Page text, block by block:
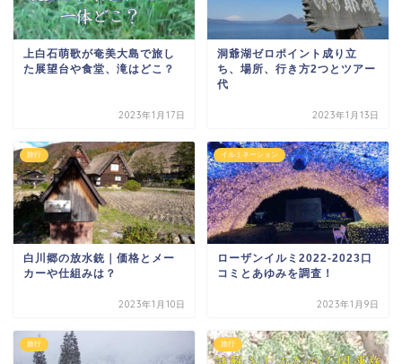
上白石萌歌が奄美大島で旅し
た展望台や食堂、滝はどこ？
2023年1月17日
洞爺湖ゼロポイント成り立
ち、場所、行き方2つとツアー
代
2023年1月13日
旅行
白川郷の放水銃｜価格とメー
カーや仕組みは？
2023年1月10日
イルミネーション
ローザンイルミ2022-2023口
コミとあゆみを調査！
2023年1月9日
旅行 旅行